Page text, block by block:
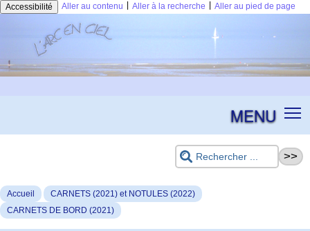
Accessibilité Aller au contenu Aller à la recherche Aller au pied de page
MENU
Accueil
CARNETS (2021) et NOTULES (2022)
CARNETS DE BORD (2021)